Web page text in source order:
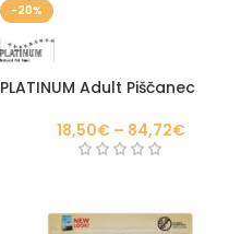
-20%
PLATINUM Adult Piščanec
18,50€ – 84,72€